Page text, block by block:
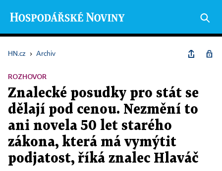
HN.cz › Archiv
ROZHOVOR
Znalecké posudky pro stát se
dělají pod cenou. Nezmění to
ani novela 50 let starého
zákona, která má vymýtit
podjatost, říká znalec Hlaváč